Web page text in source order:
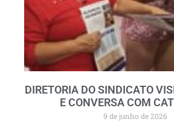
DIRETORIA DO SINDICATO
E CONVERSA COM
9 de junho de 2026